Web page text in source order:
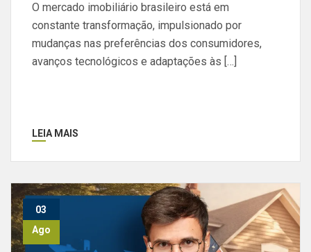
O mercado imobiliário brasileiro está em
constante transformação, impulsionado por
mudanças nas preferências dos consumidores,
avanços tecnológicos e adaptações às […]
LEIA MAIS
03
Ago